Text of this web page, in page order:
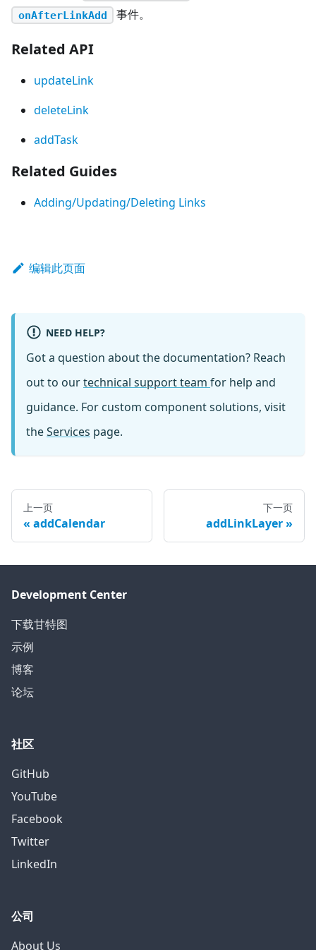
onAfterLinkAdd 事件。
Related API
updateLink
deleteLink
addTask
Related Guides
Adding/Updating/Deleting Links
编辑此页面
NEED HELP?
Got a question about the documentation? Reach
out to ourtechnical support team for help and
guidance. For custom component solutions, visit
theServices page.
上一页
addCalendar
下一页
addLinkLayer
Development Center
下载甘特图
示例
博客
论坛
社区
GitHub
YouTube
Facebook
Twitter
LinkedIn
公司
About Us